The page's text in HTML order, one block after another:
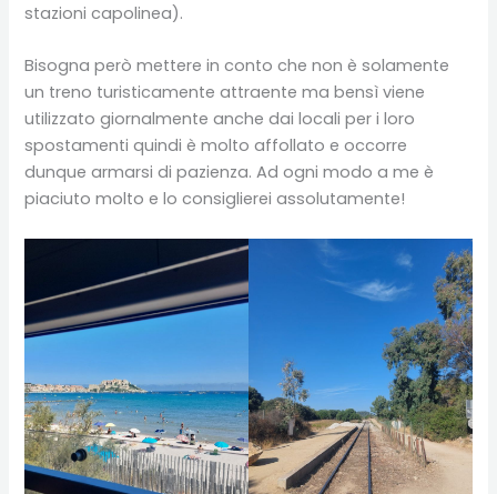
stazioni capolinea).
Bisogna però mettere in conto che non è solamente
un treno turisticamente attraente ma bensì viene
utilizzato giornalmente anche dai locali per i loro
spostamenti quindi è molto affollato e occorre
dunque armarsi di pazienza. Ad ogni modo a me è
piaciuto molto e lo consiglierei assolutamente!